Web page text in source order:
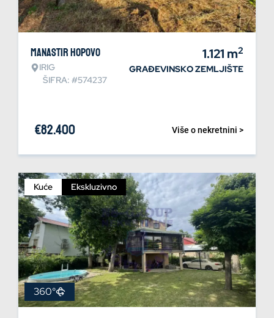
Manastir Hopovo
IRIG
ŠIFRA: #574237
1.121 m2
GRAĐEVINSKO ZEMLJIŠTE
Više o nekretnini >
€82.400
Kuće Ekskluzivno
360°